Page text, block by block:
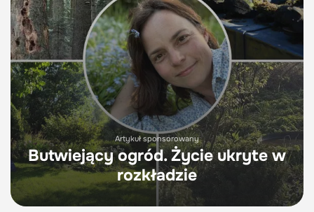
Artykuł sponsorowany
Butwiejący ogród. Życie ukryte w
rozkładzie